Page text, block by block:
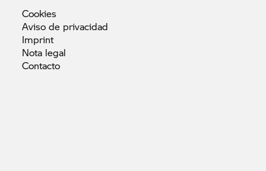
Cookies
Aviso de privacidad
Imprint
Nota legal
Contacto